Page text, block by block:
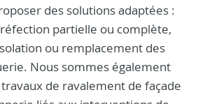
des solutions adaptées :
partielle ou complète,
ou remplacement des
Nous sommes également
de ravalement de façade